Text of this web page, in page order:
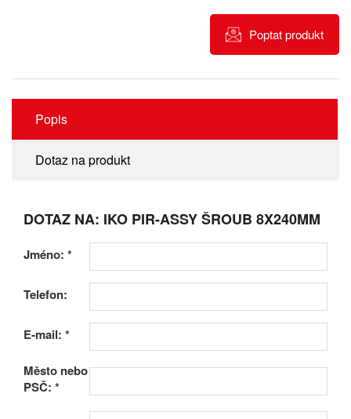
Poptat produkt
Popis
Dotaz na produkt
DOTAZ NA: IKO PIR-ASSY ŠROUB 8X240MM
Jméno: *
Telefon:
E-mail: *
Město nebo
PSČ: *